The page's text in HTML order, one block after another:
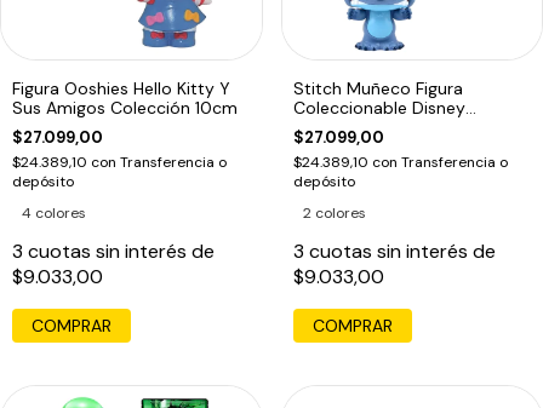
Figura Ooshies Hello Kitty Y
Sus Amigos Colección 10cm
$27.099,00
$24.389,10 con Transferencia o
depósito
4 colores
3 cuotas sin interés de
$9.033,00
COMPRAR
Stitch Muñeco Figura
Coleccionable Disney
Ooshies
$27.099,00
$24.389,10 con Transferencia o
depósito
2 colores
3 cuotas sin interés de
$9.033,00
COMPRAR